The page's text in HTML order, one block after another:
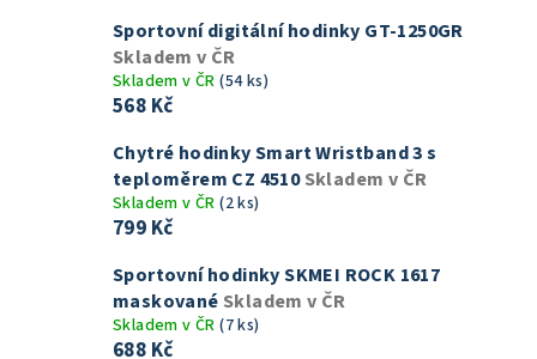
Sportovní digitální hodinky GT-1250GR
Skladem v ČR
Skladem v ČR(54 ks)
568 Kč
Chytré hodinky Smart Wristband 3 s
teploměrem CZ 4510Skladem v ČR
Skladem v ČR(2 ks)
799 Kč
Sportovní hodinky SKMEI ROCK 1617
maskované Skladem v ČR
Skladem v ČR(7 ks)
688 Kč